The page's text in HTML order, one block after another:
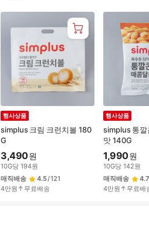
simplus 크림 크런치볼 180
G
행사상품
3,490원
10G당 194원
매직배송
4.5/121
4만원↑무료배송
simplus 통깔
맛 140G
행사상품
1,990원
10G당 142원
매직배송
4.7
4만원↑무료배